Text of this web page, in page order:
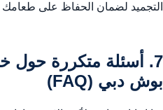
التجميد لضمان الحفاظ على
7. أسئلة متكررة حول
بوش دبي (FAQ)